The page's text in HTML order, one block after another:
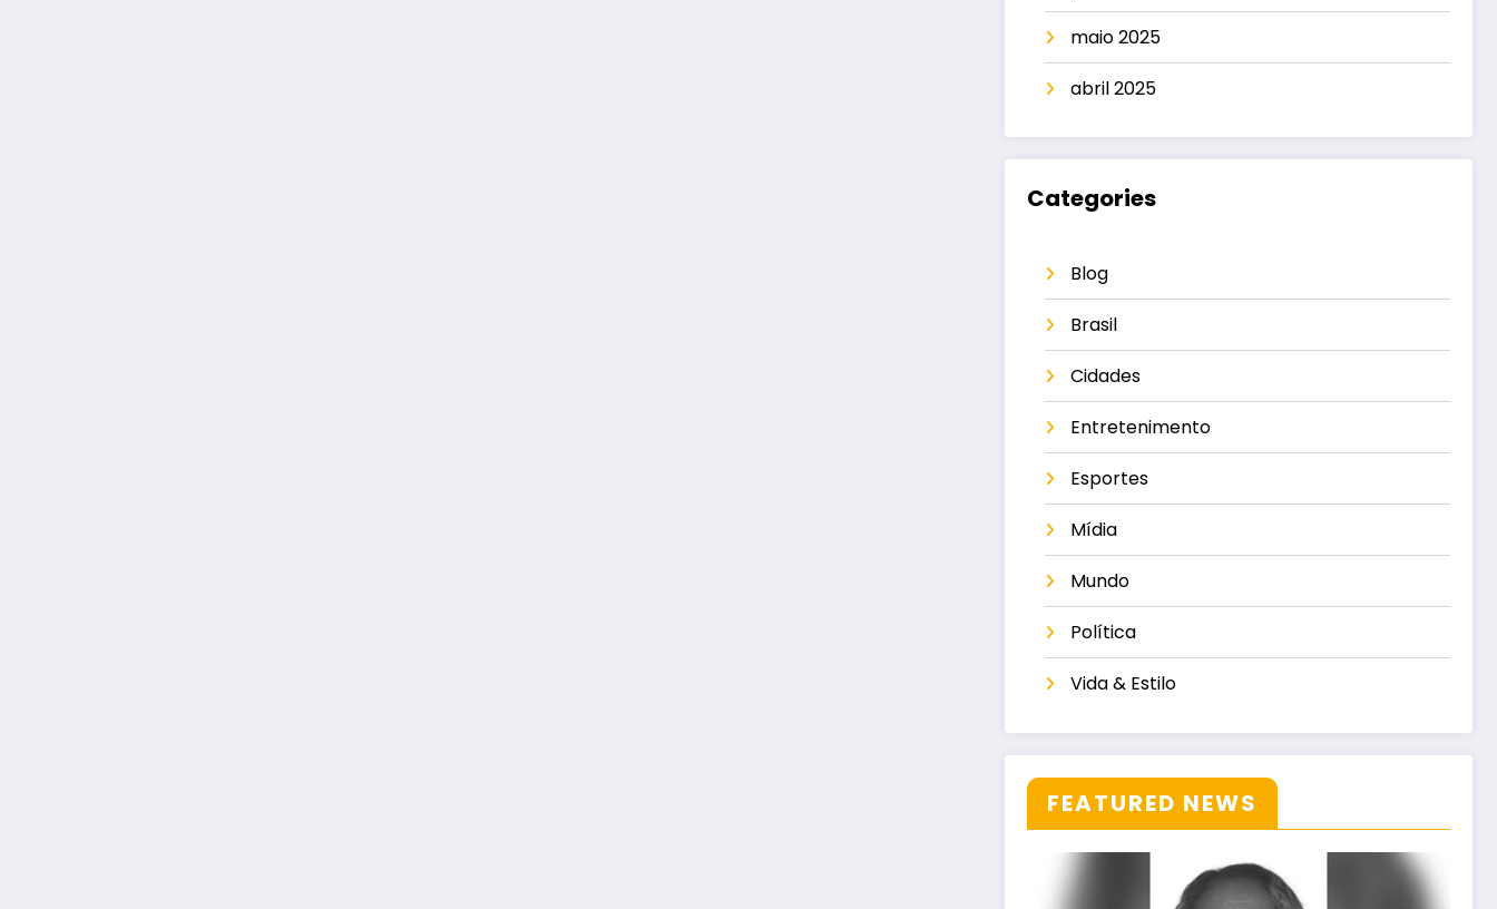
maio 2025
abril 2025
Categories
Blog
Brasil
Cidades
Entretenimento
Esportes
Mídia
Mundo
Política
Vida & Estilo
FEATURED NEWS